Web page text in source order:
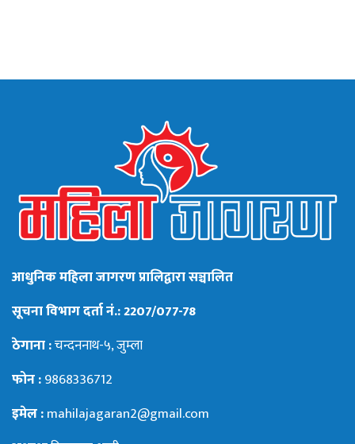
आधुनिक महिला जागरण प्रालिद्वारा सञ्चालित
सूचना विभाग दर्ता नं.: 2207/077-78
ठेगाना :चन्दननाथ-५, जुम्ला
फोन :9868336712
इमेल :mahilajagaran2@gmail.com